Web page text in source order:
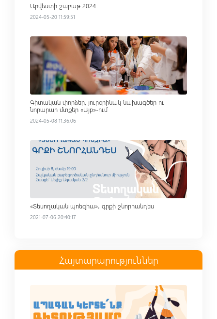
Արվեստի շաբաթ 2024
2024-05-20 11:59:51
Read more
Գիտական փորձեր, յուրօրինակ նախագծեր ու
նորարար մտքեր «Այբ»-ում
2024-05-08 11:36:06
Read more
«Տեսողական պոեզիա»․ գրքի շնորհանդես
2021-07-06 20:40:17
Հայտարարություններ